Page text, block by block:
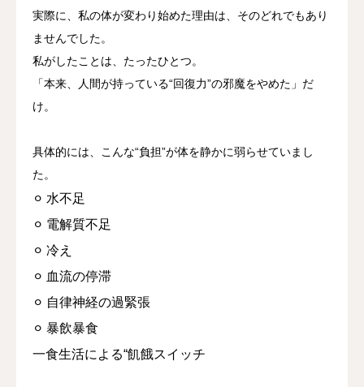
実際に、私の体が変わり始めた理由は、そのどれでもあり
ませんでした。
私がしたことは、たったひとつ。
「本来、人間が持っている“回復力”の邪魔をやめた」だ
け。
具体的には、こんな“負担”が体を静かに弱らせていまし
た。
⚪︎ 水不足
⚪︎ 電解質不足
⚪︎ 冷え
⚪︎ 血流の停滞
⚪︎ 自律神経の過緊張
⚪︎ 暴飲暴食
一食生活による“飢餓スイッチ